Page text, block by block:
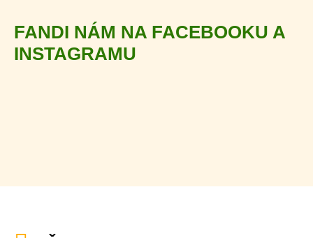
FANDI NÁM NA FACEBOOKU A
INSTAGRAMU